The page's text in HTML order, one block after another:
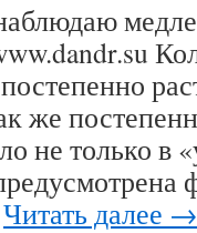
же
не только в
Читать далее →